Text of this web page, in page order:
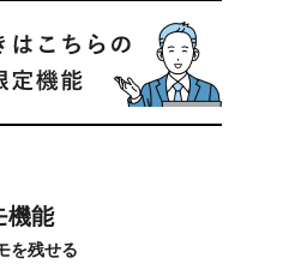
機能
を残せる